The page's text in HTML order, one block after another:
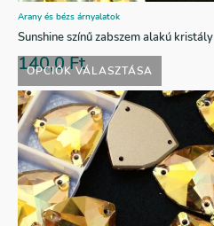
OPCIÓK VÁLASZTÁSA
Arany és bézs árnyalatok
Sunshine színű zabszem alakú kristály
140,0Ft